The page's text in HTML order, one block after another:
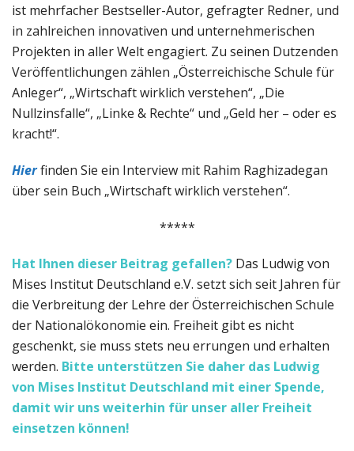
ist mehrfacher Bestseller-Autor, gefragter Redner, und
in zahlreichen innovativen und unternehmerischen
Projekten in aller Welt engagiert. Zu seinen Dutzenden
Veröffentlichungen zählen „Österreichische Schule für
Anleger“, „Wirtschaft wirklich verstehen“, „Die
Nullzinsfalle“, „Linke & Rechte“ und „Geld her – oder es
kracht!“.
Hierfinden Sie ein Interview mit Rahim Raghizadegan
über sein Buch „Wirtschaft wirklich verstehen“.
*****
Hat Ihnen dieser Beitrag gefallen? Das Ludwig von
Mises Institut Deutschland e.V. setzt sich seit Jahren für
die Verbreitung der Lehre der Österreichischen Schule
der Nationalökonomie ein. Freiheit gibt es nicht
geschenkt, sie muss stets neu errungen und erhalten
werden. Bitte unterstützen Sie daher das Ludwig
von Mises Institut Deutschland mit einer Spende,
damit wir uns weiterhin für unser aller Freiheit
einsetzen können!